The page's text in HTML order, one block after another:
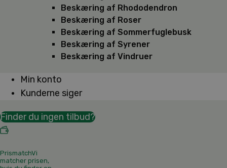
Beskæring af Rhododendron
Beskæring af Roser
Beskæring af Sommerfuglebusk
Beskæring af Syrener
Beskæring af Vindruer
Min konto
Kunderne siger
Finder du ingen tilbud?
PrismatchVi
matcher prisen,